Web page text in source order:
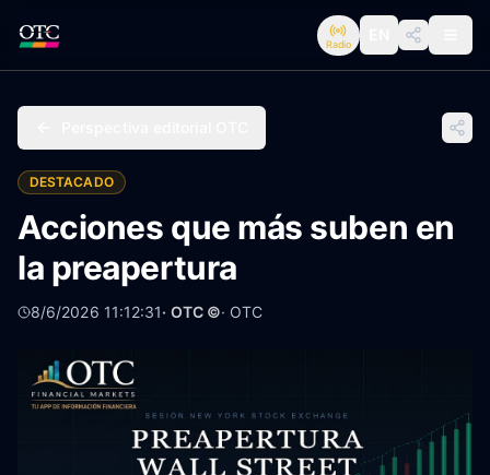
Radio
DESTACADO
Acciones que más suben en
la preapertura
8/6/2026 11:12:31· OTC ©· OTC